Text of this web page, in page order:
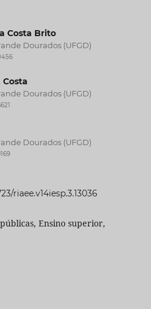
Costa Brito
Dourados (UFGD)
Dourados (UFGD)
Dourados (UFGD)
riaee.v14iesp.3.13036
Ensino superior,